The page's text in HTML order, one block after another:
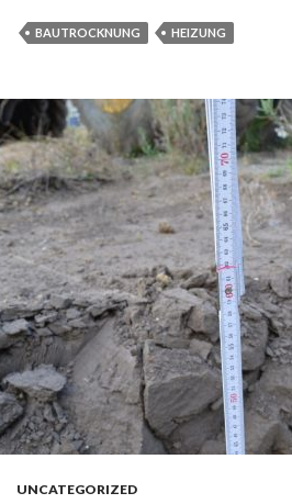
BAUTROCKNUNG HEIZUNG
UNCATEGORIZED